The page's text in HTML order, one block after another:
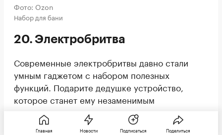
Фото: Ozon
Набор для бани
20. Электробритва
Современные электробритвы давно стали
умным гаджетом с набором полезных
функций. Подарите дедушке устройство,
которое станет ему незаменимым
помощником: например, с насадками для усов
и бороды, с защитой кожи от повреждений,
Главная Новости Подписаться Поделиться